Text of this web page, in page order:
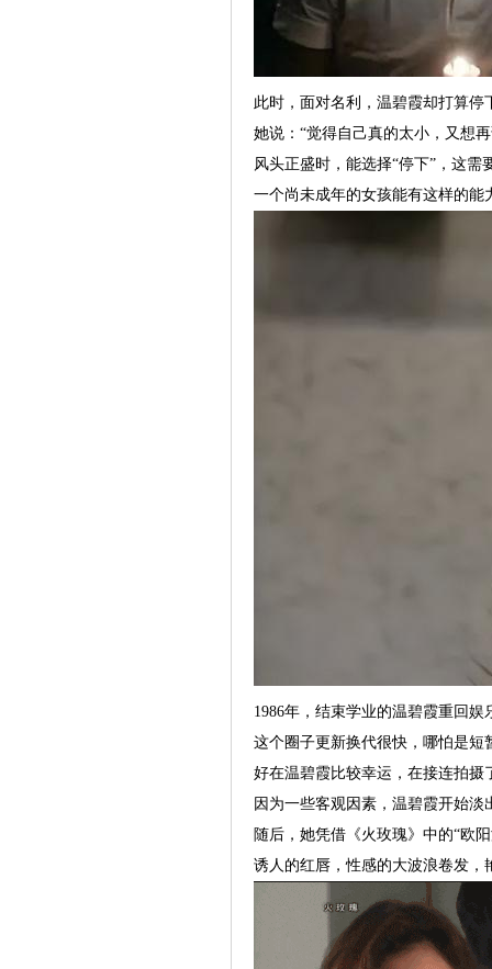
此时，面对名利，温碧霞却打算
她说：“觉得自己真的太小，又想
风头正盛时，能选择“停下”，这
一个尚未成年的女孩能有这样的
1986年，结束学业的温碧霞重回娱
这个圈子更新换代很快，哪怕是短
好在温碧霞比较幸运，在接连拍
因为一些客观因素，温碧霞开始淡
随后，她凭借《火玫瑰》中的“欧
诱人的红唇，性感的大波浪卷发，